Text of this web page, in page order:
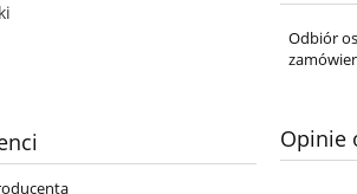
Odbiór
Opinie